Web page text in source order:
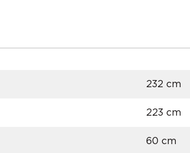
232 cm
223 cm
60 cm